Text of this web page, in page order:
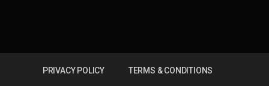
PRIVACY POLICY TERMS & CONDITIONS